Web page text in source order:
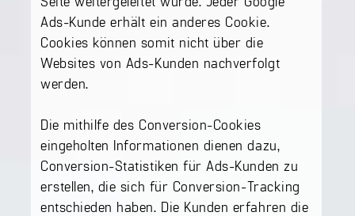
Ads-Kunde erhält ein anderes Cookie.
Cookies können somit nicht über die
Websites von Ads-Kunden nachverfolgt
werden.
Die mithilfe des Conversion-Cookies
eingeholten Informationen dienen dazu,
Conversion-Statistiken für Ads-Kunden zu
erstellen, die sich für Conversion-Tracking
entschieden haben. Die Kunden erfahren die